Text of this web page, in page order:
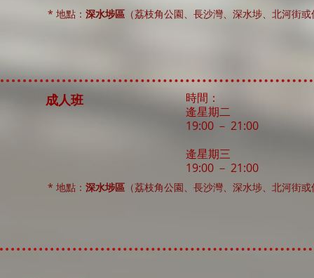
* 地點： 深水埗區 （荔枝角公園、長沙灣、深水埗、北河街
成人班
時間：
逄星期二
19:00 － 21:00
逄星期三
19:00 － 21:00​
* 地點： 深水埗區 （荔枝角公園、長沙灣、深水埗、北河街